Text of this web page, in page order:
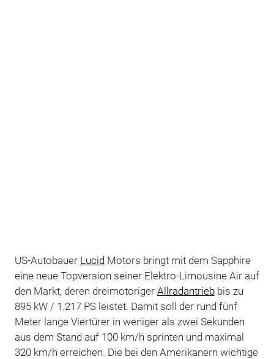
US-Autobauer LucidMotors bringt mit dem Sapphire
eine neue Topversion seiner Elektro-Limousine Air auf
den Markt, deren dreimotoriger Allradantriebbis zu
895 kW / 1.217 PS leistet. Damit soll der rund fünf
Meter lange Viertürer in weniger als zwei Sekunden
aus dem Stand auf 100 km/h sprinten und maximal
320 km/h erreichen. Die bei den Amerikanern wichtige